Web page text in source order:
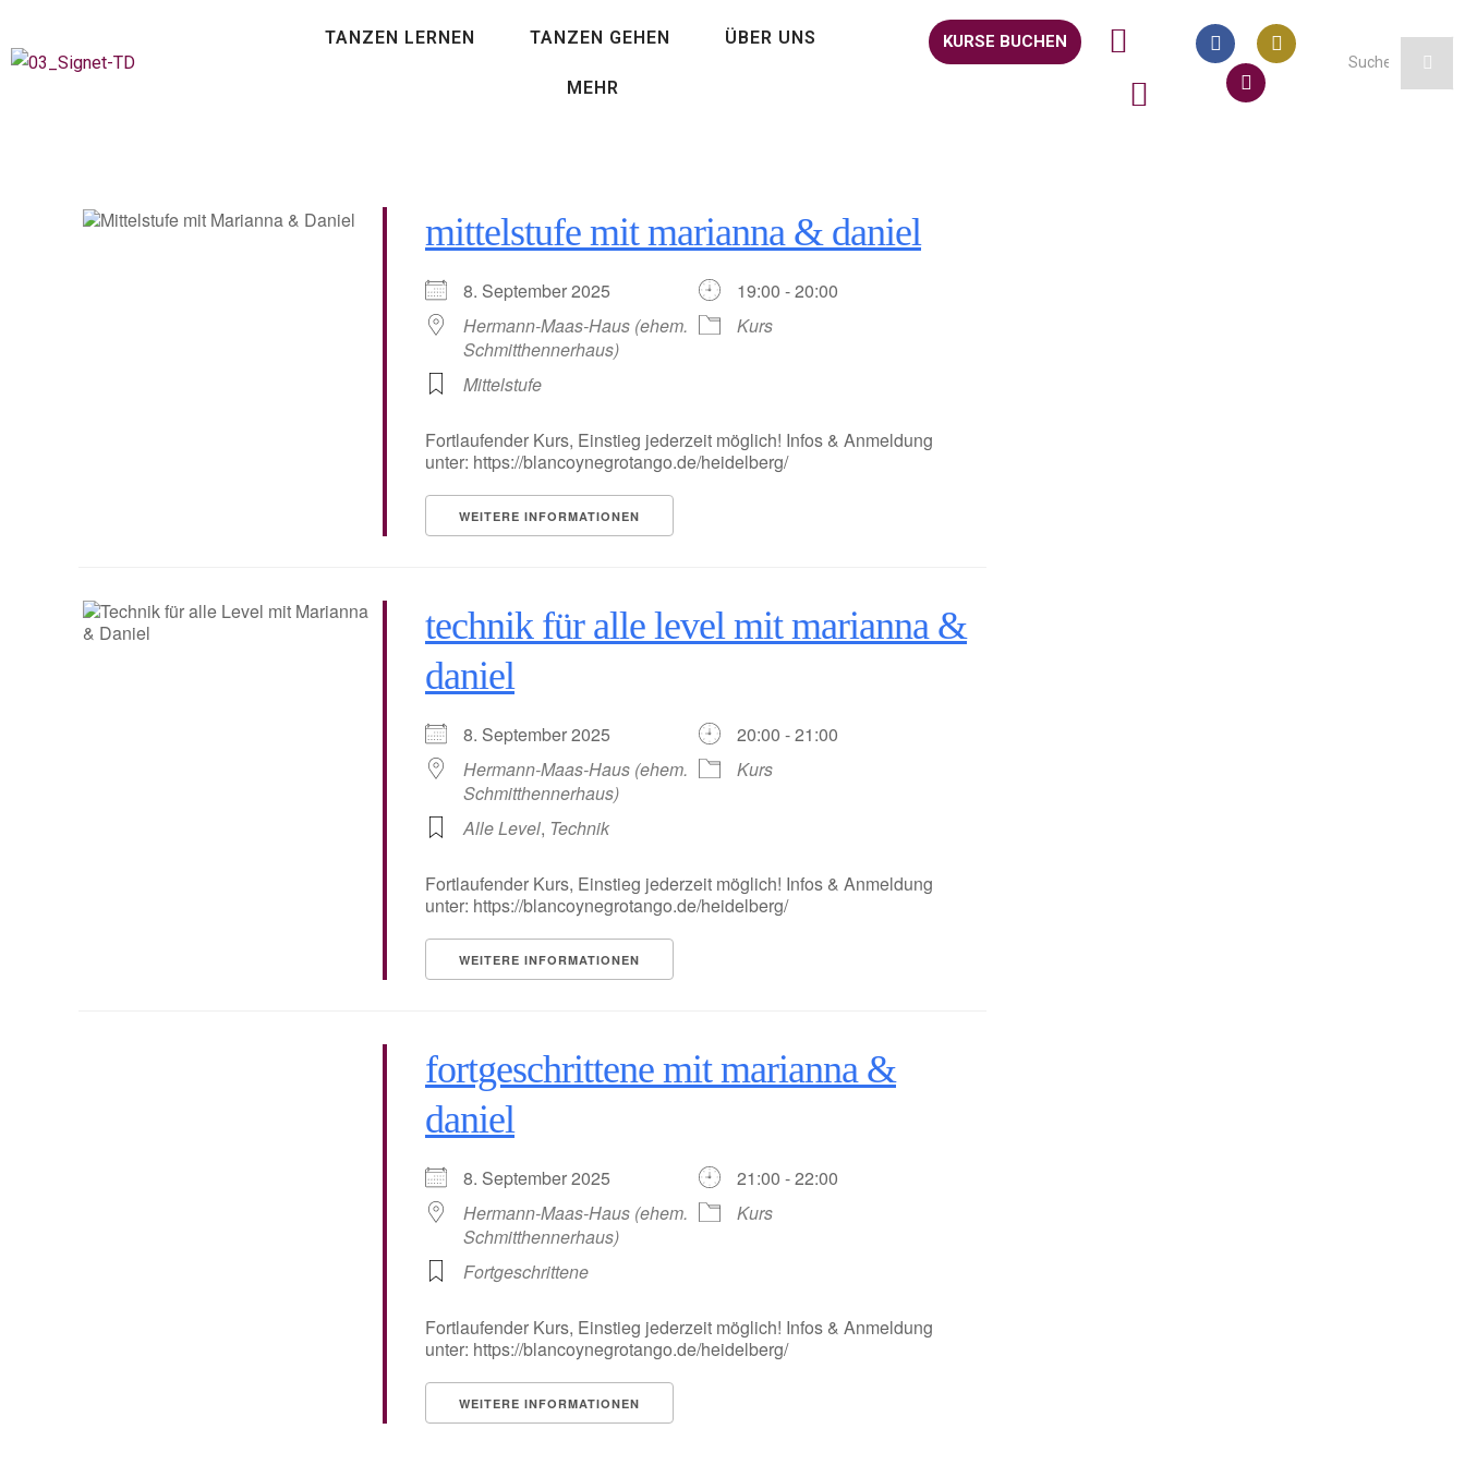
TANZEN LERNEN TANZEN GEHEN ÜBER UNS
MEHR
KURSE BUCHEN
mittelstufe mit marianna & daniel
8. September 2025
19:00 - 20:00
Hermann-Maas-Haus (ehem.
Schmitthennerhaus)
Kurs
Mittelstufe
Fortlaufender Kurs, Einstieg jederzeit möglich! Infos & Anmeldung
unter: https://blancoynegrotango.de/heidelberg/
WEITERE INFORMATIONEN
technik für alle level mit marianna &
daniel
8. September 2025
20:00 - 21:00
Hermann-Maas-Haus (ehem.
Schmitthennerhaus)
Kurs
Alle Level, Technik
Fortlaufender Kurs, Einstieg jederzeit möglich! Infos & Anmeldung
unter: https://blancoynegrotango.de/heidelberg/
WEITERE INFORMATIONEN
fortgeschrittene mit marianna &
daniel
8. September 2025
21:00 - 22:00
Hermann-Maas-Haus (ehem.
Schmitthennerhaus)
Kurs
Fortgeschrittene
Fortlaufender Kurs, Einstieg jederzeit möglich! Infos & Anmeldung
unter: https://blancoynegrotango.de/heidelberg/
WEITERE INFORMATIONEN